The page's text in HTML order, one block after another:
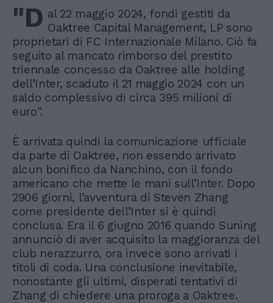
"D al 22 maggio 2024, fondi gestiti da
Oaktree Capital Management, LP sono
proprietari di FC Internazionale Milano. Ciò fa
seguito al mancato rimborso del prestito
triennale concesso da Oaktree alle holding
dell’Inter, scaduto il 21 maggio 2024 con un
saldo complessivo di circa 395 milioni di
euro".
È arrivata quindi la comunicazione ufficiale
da parte di Oaktree, non essendo arrivato
alcun bonifico da Nanchino, con il fondo
americano che mette le mani sull’Inter. Dopo
2906 giorni, l’avventura di Steven Zhang
come presidente dell’Inter si è quindi
conclusa. Era il 6 giugno 2016 quando Suning
annunciò di aver acquisito la maggioranza del
club nerazzurro, ora invece sono arrivati i
titoli di coda. Una conclusione inevitabile,
nonostante gli ultimi, disperati tentativi di
Zhang di chiedere una proroga a Oaktree.